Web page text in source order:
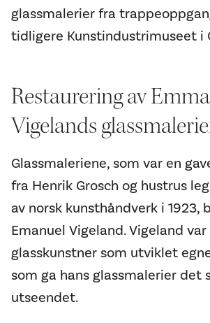
glassmalerier fra
tidligere Kunstindustrimuseet i
Restaurering av
Vigelands
Glassmaleriene, som var en
fra Henrik Grosch og hustrus
av norsk kunsthåndverk i 1923,
Emanuel Vigeland. Vigeland
glasskunstner som utviklet
som ga hans glassmalerier det
utseendet.